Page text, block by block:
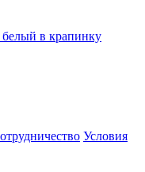
белый в крапинку
Условия